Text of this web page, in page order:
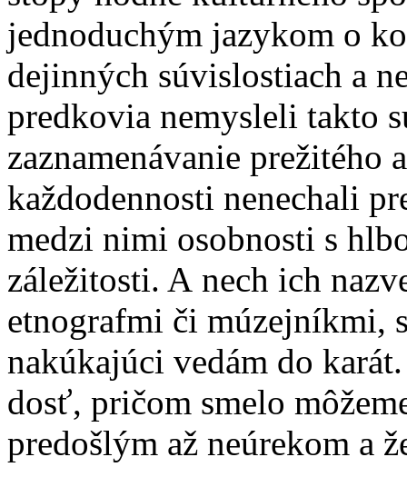
jednoduchým jazykom o
dejinných súvislostiach a
predkovia nemysleli takto
zaznamenávanie prežitého
každodennosti nenechali
medzi nimi osobnosti s
záležitosti. A nech ich
etnografmi či múzejníkmi,
nakúkajúci vedám do
dosť, pričom smelo
predošlým až neúrekom a